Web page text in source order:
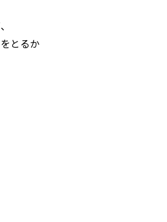
とるか